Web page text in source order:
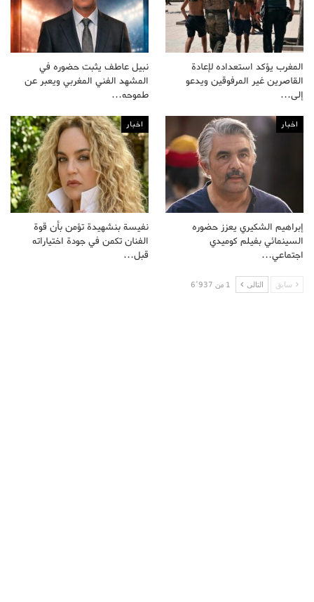
المغرب يؤكد استعداده لإعادة
القاصرين غير المرفوقين ويدعو
إلى…
نبيل عاطف يثبت حضوره في
المشهد الفني المغربي ويعبر عن
طموحه…
اخبار
إبراهيم الشكيري يعزز حضوره
السينمائي بفيلم كوميدي
اجتماعي…
اخبار
نفيسة بنشهيدة تؤمن بأن قوة
الفنان تكمن في جودة اختياراته
قبل…
سابق التالى 1 من 6٬937